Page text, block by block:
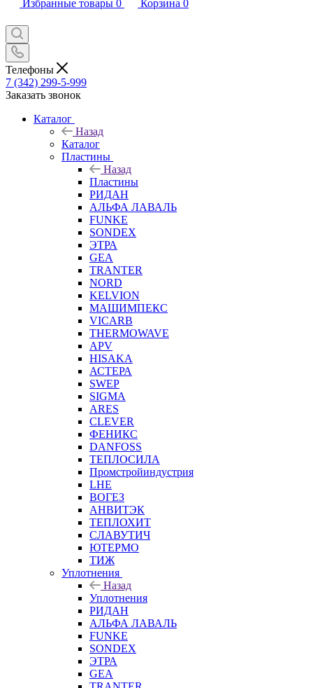
Избранные товары 0 Корзина 0
Телефоны
7 (342) 299-5-999
Заказать звонок
Каталог
Назад
Каталог
Пластины
Назад
Пластины
РИДАН
АЛЬФА ЛАВАЛЬ
FUNKE
SONDEX
ЭТРА
GEA
TRANTER
NORD
KELVION
МАШИМПЕКС
VICARB
THERMOWAVE
APV
HISAKA
АСТЕРА
SWEP
SIGMA
ARES
CLEVER
ФЕНИКС
DANFOSS
ТЕПЛОСИЛА
Промстройиндустрия
LHE
ВОГЕЗ
АНВИТЭК
ТЕПЛОХИТ
СЛАВУТИЧ
ЮТЕРМО
ТИЖ
Уплотнения
Назад
Уплотнения
РИДАН
АЛЬФА ЛАВАЛЬ
FUNKE
SONDEX
ЭТРА
GEA